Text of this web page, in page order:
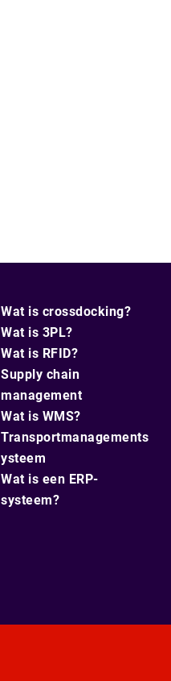
Wat is crossdocking?
Wat is 3PL?
Wat is RFID?
Supply chain
management
Wat is WMS?
Transportmanagements
ysteem
Wat is een ERP-
systeem?